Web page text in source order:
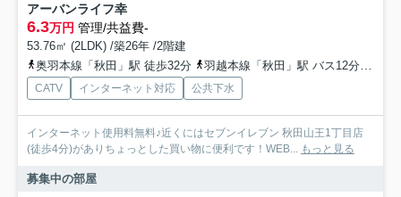
アーバンライフ幸
6.3万円 管理/共益費-
53.76㎡ (2LDK) /築26年 /2階建
奥羽本線「秋田」駅 徒歩32分
羽越本線「秋田」駅 バス12分 秋田中央交通「高陽幸町」 停歩2分
CATV インターネット対応 公共下水
インターネット使用料無料♪近くにはセブンイレブン 秋田山王1丁目店
(徒歩4分)がありちょっとした買い物に便利です！WEB...
もっと見る
募集中の部屋